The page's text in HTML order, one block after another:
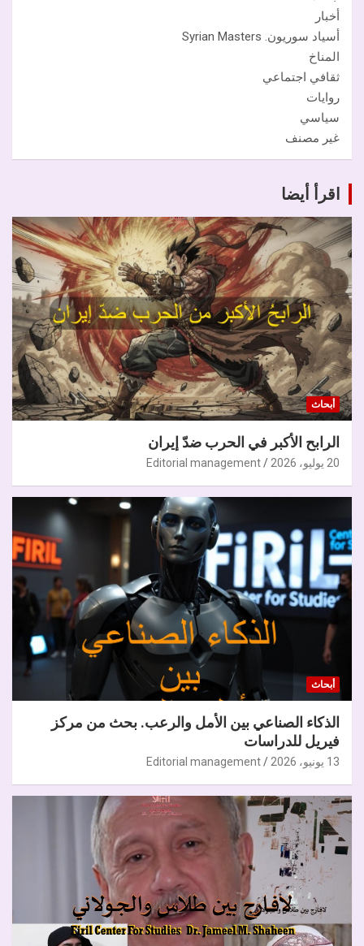
أخبار
أسياد سوريون. Syrian Masters
المناخ
ثقافي اجتماعي
روايات
سياسي
غير مصنف
اقرأ أيضا
أبحاث
الرابح الأكبر في الحرب ضدّ إيران
20 يوليو، 2026 Editorial management
أبحاث
الذكاء الصناعي بين الأمل والرعب. بحث من مركز
فيريل للدراسات
13 يونيو، 2026 Editorial management